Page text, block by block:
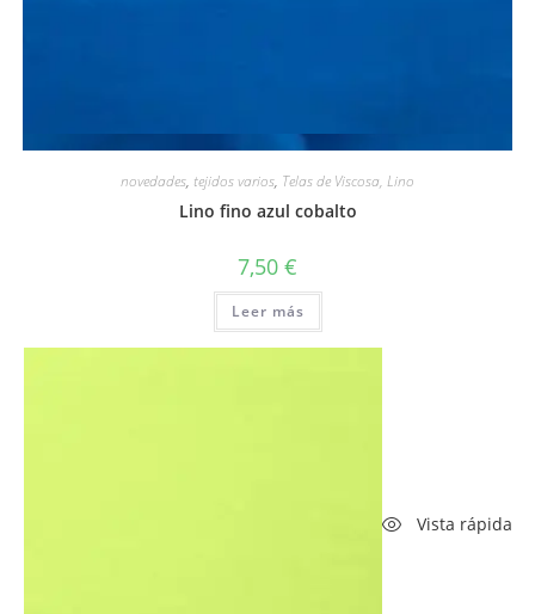
Vista rápida
novedades, tejidos varios, Telas de Viscosa, Lino
Lino fino azul cobalto
7,50 €
Leer más
Vista rápida